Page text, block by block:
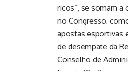
ricos”, se somam a
no Congresso,
apostas esportivas
de desempate da
Conselho de